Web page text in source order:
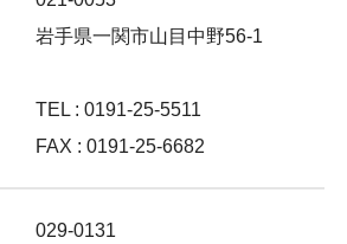
岩手県一関市山目中野56-1
TEL : 0191-25-5511
FAX : 0191-25-6682
029-0131